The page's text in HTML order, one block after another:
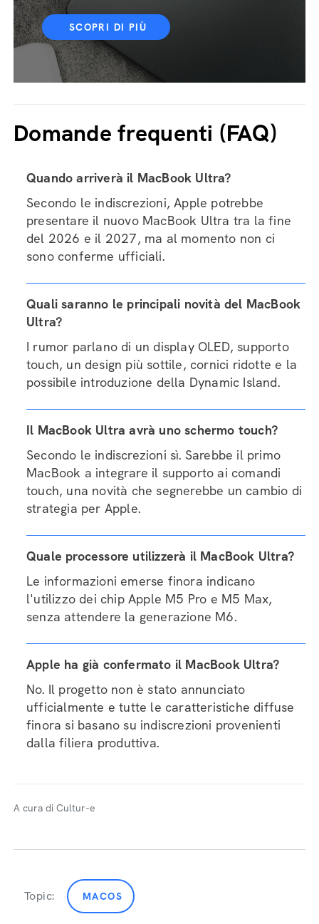
SCOPRI DI PIÙ
Domande frequenti (FAQ)
Quando arriverà il MacBook Ultra?
Secondo le indiscrezioni, Apple potrebbe
presentare il nuovo MacBook Ultra tra la fine
del 2026 e il 2027, ma al momento non ci
sono conferme ufficiali.
Quali saranno le principali novità del MacBook
Ultra?
I rumor parlano di un display OLED, supporto
touch, un design più sottile, cornici ridotte e la
possibile introduzione della Dynamic Island.
Il MacBook Ultra avrà uno schermo touch?
Secondo le indiscrezioni sì. Sarebbe il primo
MacBook a integrare il supporto ai comandi
touch, una novità che segnerebbe un cambio di
strategia per Apple.
Quale processore utilizzerà il MacBook Ultra?
Le informazioni emerse finora indicano
l'utilizzo dei chip Apple M5 Pro e M5 Max,
senza attendere la generazione M6.
Apple ha già confermato il MacBook Ultra?
No. Il progetto non è stato annunciato
ufficialmente e tutte le caratteristiche diffuse
finora si basano su indiscrezioni provenienti
dalla filiera produttiva.
A cura di Cultur-e
Topic: MACOS